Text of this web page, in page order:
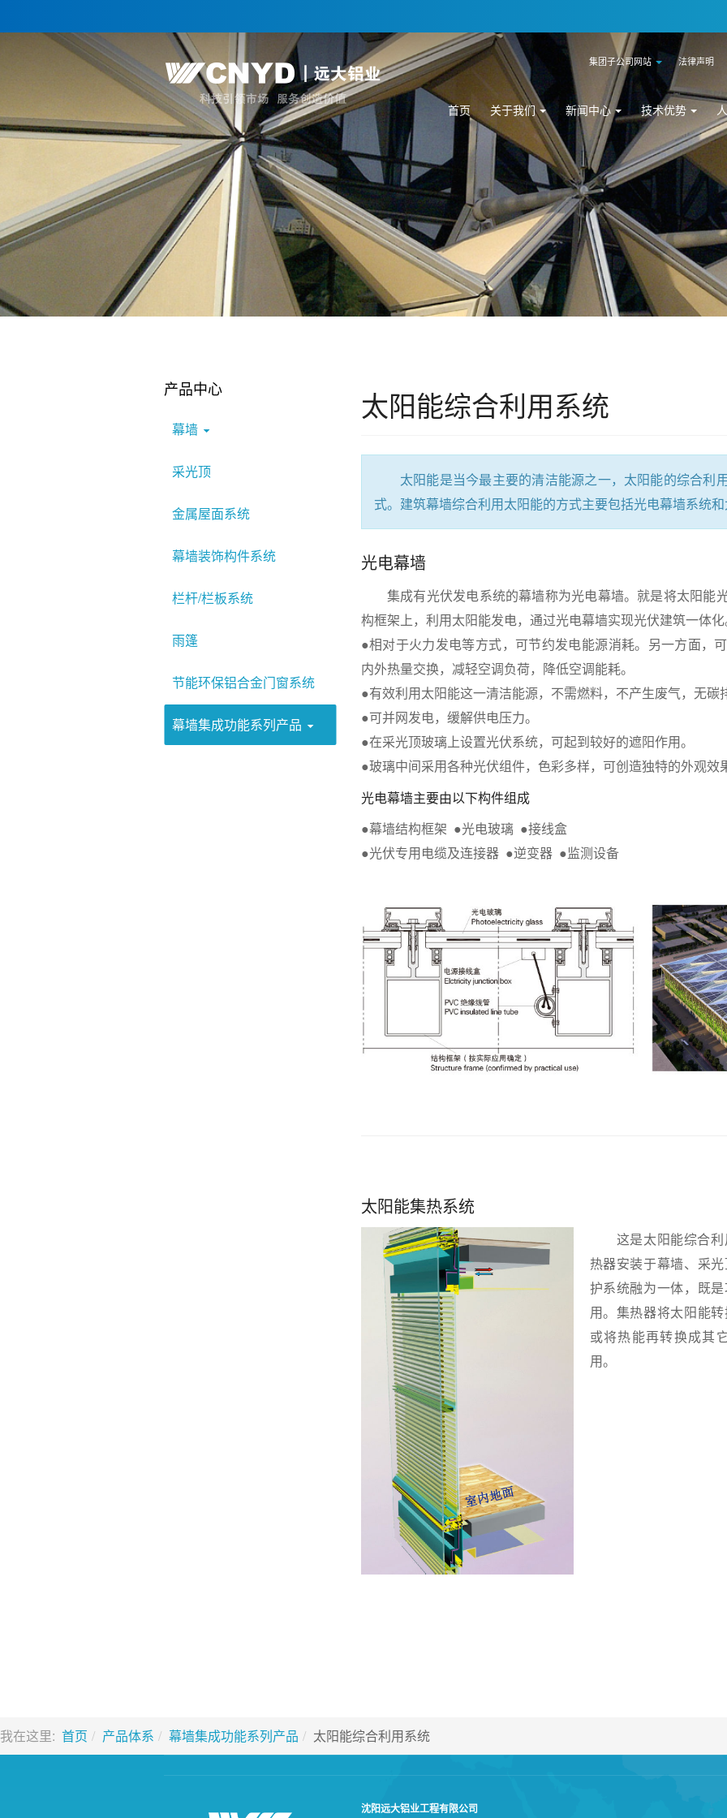
法律声明
集团子公司网站
首页 关于我们 新闻中心 技术优势
太阳能综合利用系统
太阳能是当今最主要的清洁能源之一，太阳能的综合利
式。建筑幕墙综合利用太阳能的方式主要包括光电幕墙系统
光电幕墙
集成有光伏发电系统的幕墙称为光电幕墙。就是将太阳能
构框架上，利用太阳能发电，通过光电幕墙实现光伏建筑一体
●相对于火力发电等方式，可节约发电能源消耗。另一方面，
内外热量交换，减轻空调负荷，降低空调能耗。
●有效利用太阳能这一清洁能源，不需燃料，不产生废气，无碳
●可并网发电，缓解供电压力。
●在采光顶玻璃上设置光伏系统，可起到较好的遮阳作用。
●玻璃中间采用各种光伏组件，色彩多样，可创造独特的外观效
光电幕墙主要由以下构件组成
●幕墙结构框架 ●光电玻璃 ●接线盒
●光伏专用电缆及连接器 ●逆变器 ●监测设备
太阳能集热系统
这是太阳能综合利
热器安装于幕墙、采
护系统融为一体，既
用。集热器将太阳能
或将热能再转换成其
用。
产品中心
幕墙
采光顶
金属屋面系统
幕墙装饰构件系统
栏杆/栏板系统
雨篷
节能环保铝合金门窗系统
幕墙集成功能系列产品
我在这里: 首页 产品体系 幕墙集成功能系列产品 太阳能综合利用系统
沈阳远大铝业工程有限公司